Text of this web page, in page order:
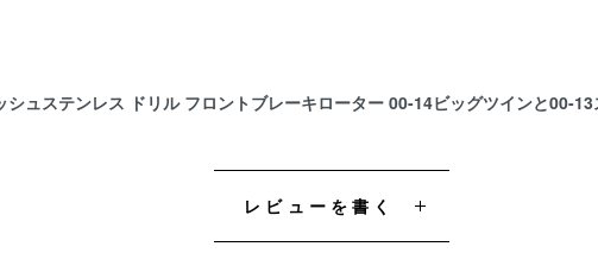
シュステンレス ドリル フロントブレーキローター 00-14ビッグツインと00-
レビューを書く